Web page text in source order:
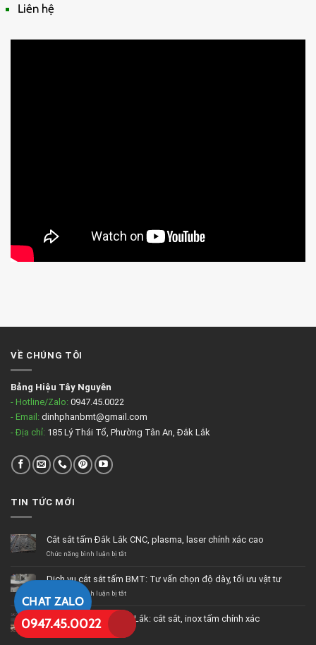
CHAT ZALO
0947.45.0022
Liên hệ
VỀ CHÚNG TÔI
Bảng Hiệu Tây Nguyên
- Hotline/Zalo: 0947.45.0022
- Email: dinhphanbmt@gmail.com
- Địa chỉ: 185 Lý Thái Tổ, Phường Tân An, Đắk Lắk
TIN TỨC MỚI
Cắt sắt tấm Đắk Lắk CNC, plasma, laser chính xác cao
Chức năng bình luận bị tắtở
tấm
Đắk
CNC,
plasma,
laser
Dịch vụ cắt sắt tấm BMT: Tư vấn chọn độ dày, tối ưu vật tư
Chức năng bình luận bị tắtở
vụ
sắt
Dịch vụ cắt Fiber Đắk Lắk: cắt sắt, inox tấm chính xác
Chức năng bình luận bị tắt